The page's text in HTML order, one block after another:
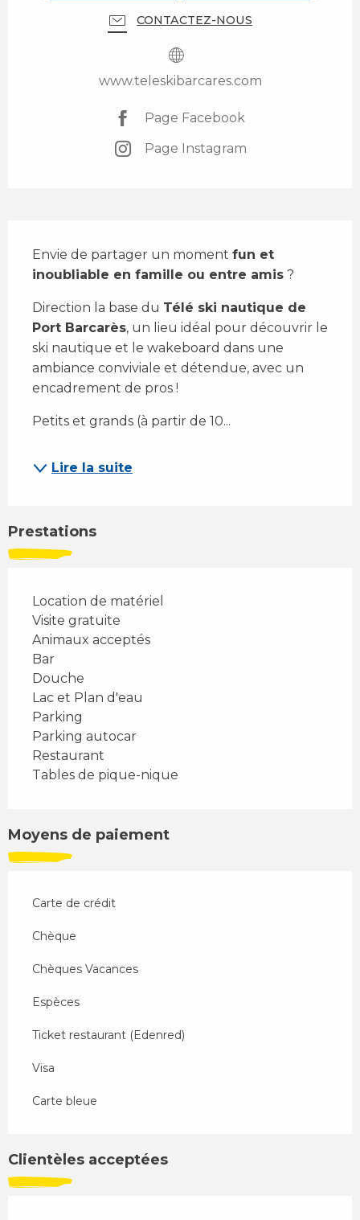
CONTACTEZ-NOUS
www.teleskibarcares.com
Page Facebook
Page Instagram
Envie de partager un moment fun et
inoubliable en famille ou entre amis ?
Direction la base du Télé ski nautique de
Port Barcarès, un lieu idéal pour découvrir le
ski nautique et le wakeboard dans une
ambiance conviviale et détendue, avec un
encadrement de pros !
Petits et grands (à partir de 10...
Lire la suite
Prestations
Location de matériel
Visite gratuite
Animaux acceptés
Bar
Douche
Lac et Plan d'eau
Parking
Parking autocar
Restaurant
Tables de pique-nique
Moyens de paiement
Carte de crédit
Chèque
Chèques Vacances
Espèces
Ticket restaurant (Edenred)
Visa
Carte bleue
Clientèles acceptées